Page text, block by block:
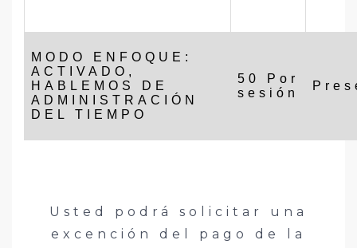
MODO ENFOQUE:
ACTIVADO,
HABLEMOS DE
ADMINISTRACIÓN
DEL TIEMPO
50 Por
sesión
Usted podrá solicitar una
excención del pago de la